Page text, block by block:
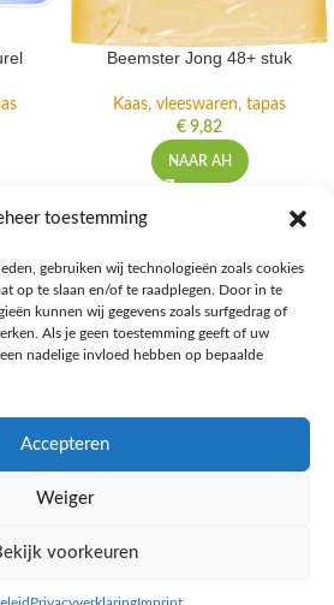
toestemming
gebruiken wij technologieën zoals cookies
op te slaan en/of te raadplegen. Door in te
kunnen wij gegevens zoals surfgedrag of
Als je geen toestemming geeft of uw
nadelige invloed hebben op bepaalde
Accepteren
Weiger
voorkeuren
Beemster Jong 48+ stuk
Kaas, vleeswaren, tapas
€ 9,82
NAAR AH
keuzes van Albert Heijn, verrijk je
blogs over het keto-dieet, en deel jouw
bruisende online gemeenschap!
2025